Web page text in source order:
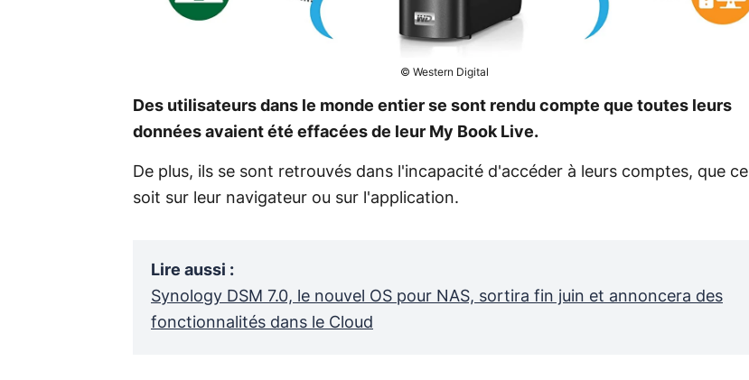
© Western Digital
Des utilisateurs dans le monde entier se sont rendu compte que toutes leurs
données avaient été effacées de leur My Book Live.
De plus, ils se sont retrouvés dans l'incapacité d'accéder à leurs comptes, que ce
soit sur leur navigateur ou sur l'application.
Lire aussi :
Synology DSM 7.0, le nouvel OS pour NAS, sortira fin juin et annoncera des
fonctionnalités dans le Cloud